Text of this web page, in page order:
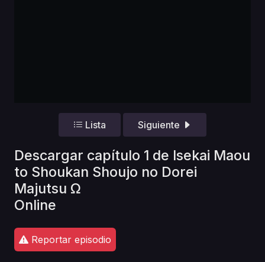
Lista Siguiente
Descargar capítulo 1 de Isekai Maou
to Shoukan Shoujo no Dorei
Majutsu Ω
Online
Reportar episodio